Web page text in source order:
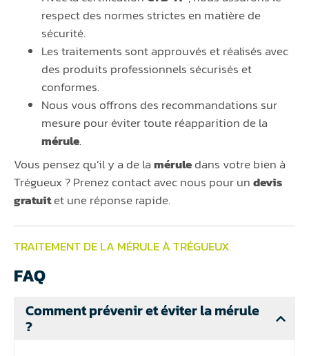
respect des normes strictes en matière de
sécurité.
Les traitements sont approuvés et réalisés avec
des produits professionnels sécurisés et
conformes.
Nous vous offrons des recommandations sur
mesure pour éviter toute réapparition de la
mérule.
Vous pensez qu’il y a de laméruledans votre bien à
Trégueux ? Prenez contact avec nous pour undevis
gratuitet une réponse rapide.
TRAITEMENT DE LA MÉRULE À TRÉGUEUX
FAQ
Comment prévenir et éviter la mérule
?